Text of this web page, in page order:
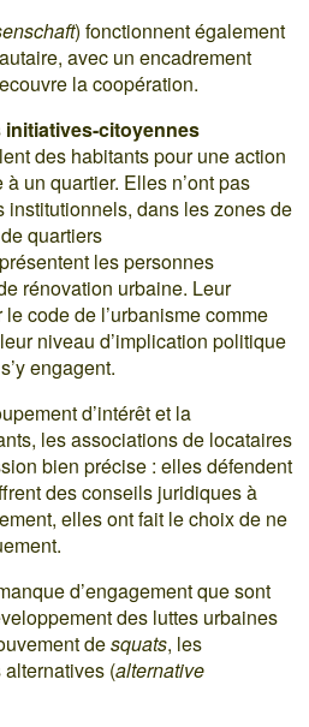
) fonctionnent également
avec un encadrement
la coopération.
initiatives-citoyennes
des habitants pour une action
un quartier. Elles n’ont pas
institutionnels, dans les zones de
quartiers
les personnes
rénovation urbaine. Leur
code de l’urbanisme comme
niveau d’implication politique
engagent.
d’intérêt et la
les associations de locataires
bien précise : elles défendent
des conseils juridiques à
elles ont fait le choix de ne
d’engagement que sont
des luttes urbaines
desquats, les
(alternative